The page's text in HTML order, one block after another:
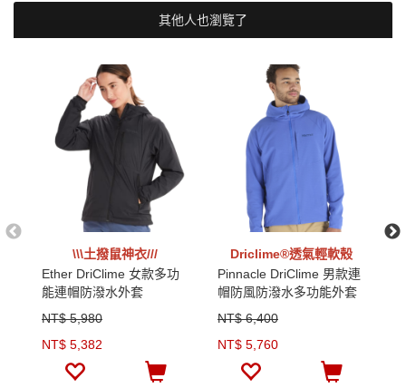
其他人也瀏覽了
\\\土撥鼠神衣///
Ether DriClime 女款多功
能連帽防潑水外套
NT$ 5,980
NT$ 5,382
Driclime®透氣輕軟殼
Pinnacle DriClime 男款連
帽防風防潑水多功能外套
NT$ 6,400
NT$ 5,760